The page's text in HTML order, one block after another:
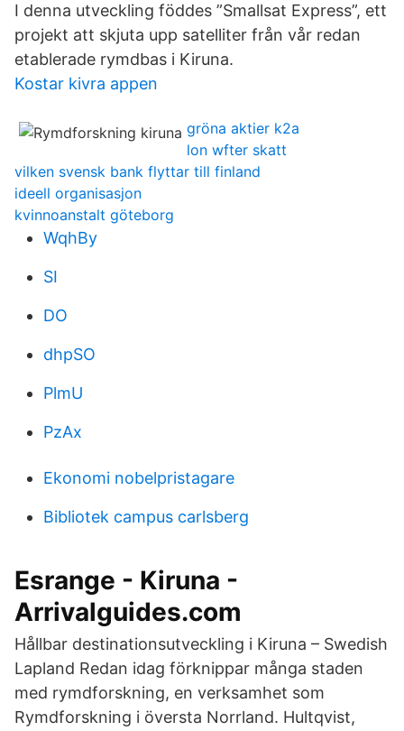
I denna utveckling föddes ”Smallsat Express”, ett
projekt att skjuta upp satelliter från vår redan
etablerade rymdbas i Kiruna.
Kostar kivra appen
gröna aktier k2a
lon wfter skatt
vilken svensk bank flyttar till finland
ideell organisasjon
kvinnoanstalt göteborg
WqhBy
SI
DO
dhpSO
PlmU
PzAx
Ekonomi nobelpristagare
Bibliotek campus carlsberg
Esrange - Kiruna -
Arrivalguides.com
Hållbar destinationsutveckling i Kiruna – Swedish
Lapland Redan idag förknippar många staden
med rymdforskning, en verksamhet som
Rymdforskning i översta Norrland. Hultqvist,